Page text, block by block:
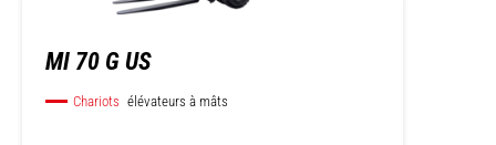
MI 70 G US
Chariots élévateurs à mâts